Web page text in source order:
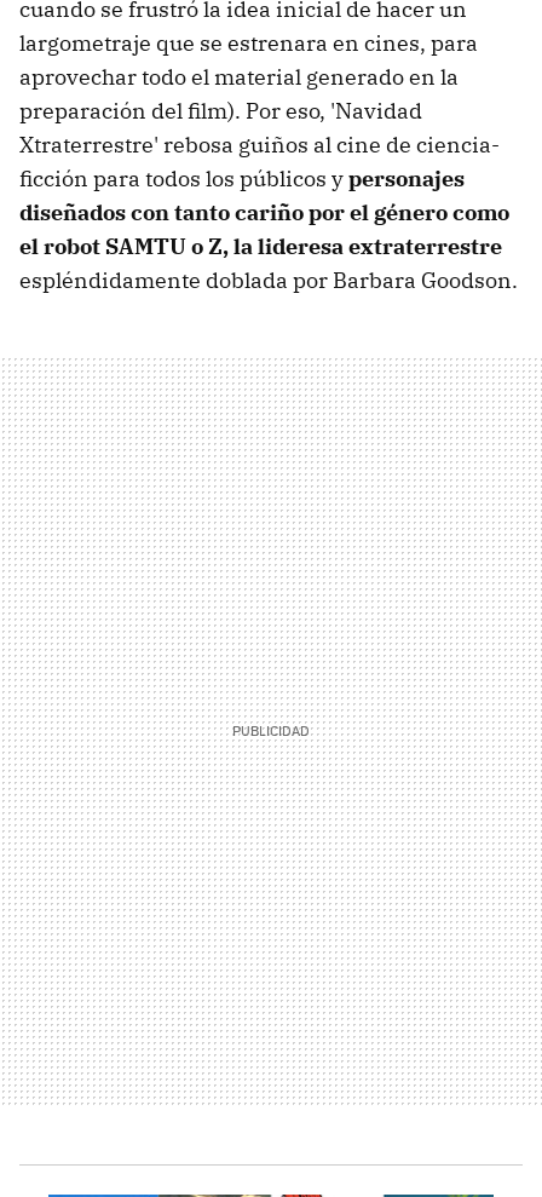
cuando se frustró la idea inicial de hacer un
largometraje que se estrenara en cines, para
aprovechar todo el material generado en la
preparación del film). Por eso, 'Navidad
Xtraterrestre' rebosa guiños al cine de ciencia-
ficción para todos los públicos ypersonajes
diseñados con tanto cariño por el género como
el robot SAMTU o Z, la lideresa extraterrestre
espléndidamente doblada por Barbara Goodson.